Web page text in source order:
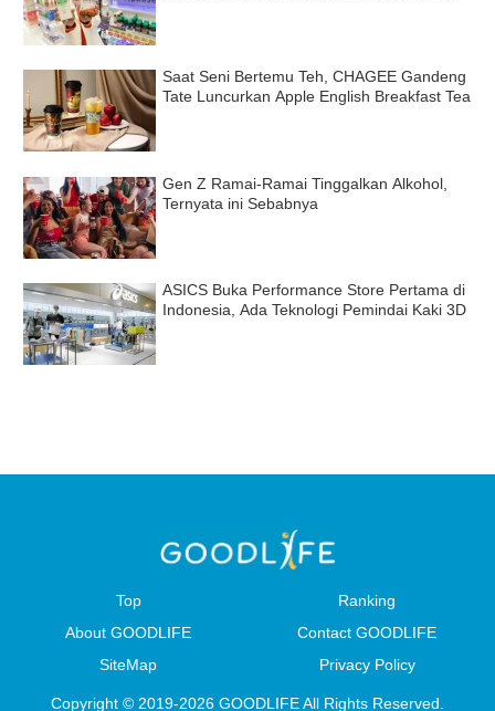
Saat Seni Bertemu Teh, CHAGEE Gandeng
Tate Luncurkan Apple English Breakfast Tea
Gen Z Ramai-Ramai Tinggalkan Alkohol,
Ternyata ini Sebabnya
ASICS Buka Performance Store Pertama di
Indonesia, Ada Teknologi Pemindai Kaki 3D
Top
Ranking
About GOODLIFE
Contact GOODLIFE
SiteMap
Privacy Policy
Copyright © 2019-2026 GOODLIFE All Rights Reserved.